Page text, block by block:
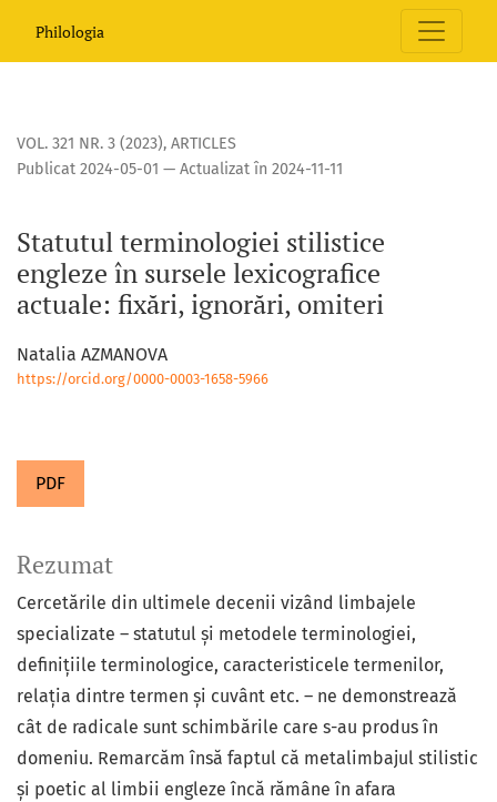
Statutul terminologiei stilistice engleze în sursele
Philologia
VOL. 321 NR. 3 (2023), ARTICLES
Statutul terminologiei stilistice
engleze în sursele lexicografice
actuale: fixări, ignorări, omiteri
Publicat 2024-05-01 — Actualizat în 2024-11-11
Natalia AZMANOVA
https://orcid.org/0000-0003-1658-5966
PDF
Rezumat
Cercetările din ultimele decenii vizând limbajele
specializate – statutul și metodele terminologiei,
definițiile terminologice, caracteristicele termenilor,
relația dintre termen și cuvânt etc. – ne demonstrează
cât de radicale sunt schimbările care s-au produs în
domeniu. Remarcăm însă faptul că metalimbajul stilistic
și poetic al limbii engleze încă rămâne în afara